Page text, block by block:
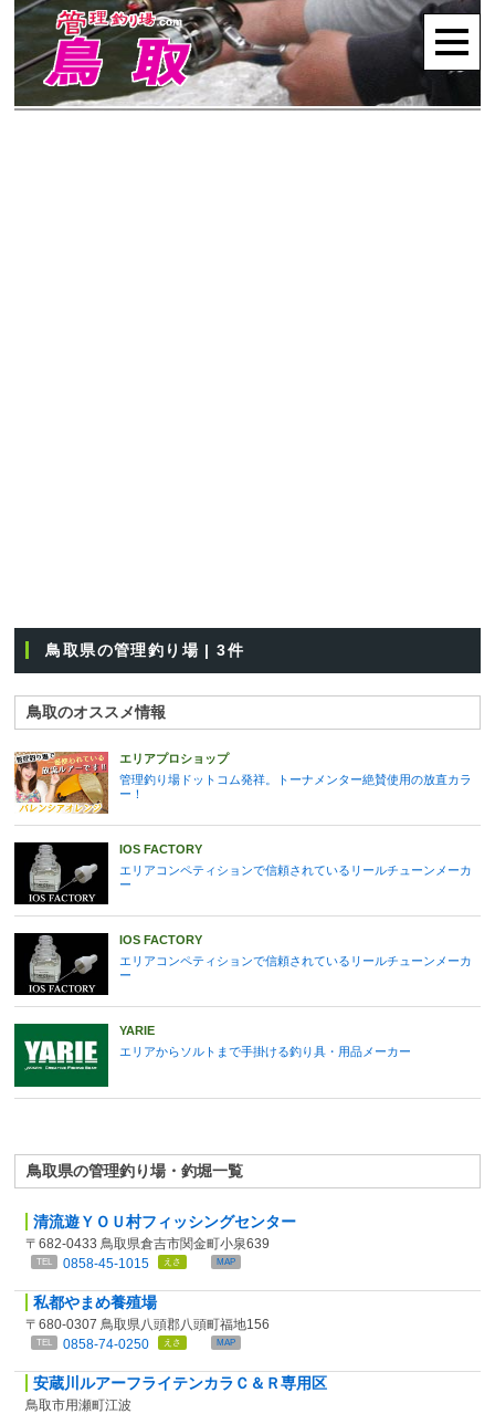
鳥取県の管理釣り場 | 3件
鳥取のオススメ情報
エリアプロショップ
管理釣り場ドットコム発祥。トーナメンター絶賛使用の放直カラ
ー！
IOS FACTORY
エリアコンペティションで信頼されているリールチューンメーカ
ー
IOS FACTORY
エリアコンペティションで信頼されているリールチューンメーカ
ー
YARIE
エリアからソルトまで手掛ける釣り具・用品メーカー
鳥取県の管理釣り場・釣堀一覧
清流遊ＹＯＵ村フィッシングセンター
〒682-0433 鳥取県倉吉市関金町小泉639
TEL 0858-45-1015 えさ MAP
私都やまめ養殖場
〒680-0307 鳥取県八頭郡八頭町福地156
TEL 0858-74-0250 えさ MAP
安蔵川ルアーフライテンカラＣ＆Ｒ専用区
鳥取市用瀬町江波